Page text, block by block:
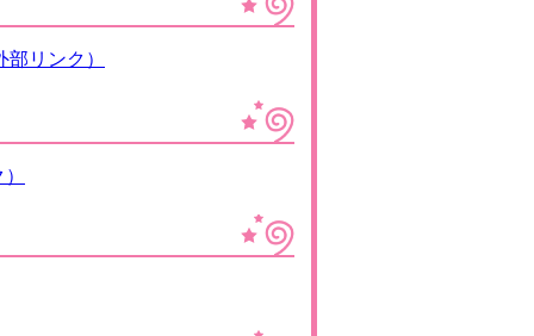
リンク）